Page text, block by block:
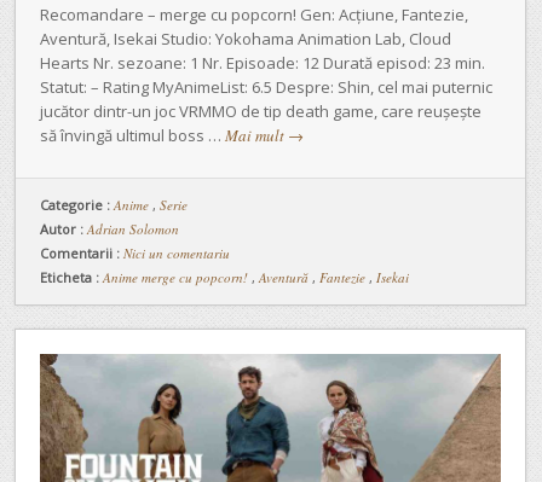
Recomandare – merge cu popcorn! Gen: Acțiune, Fantezie,
Aventură, Isekai Studio: Yokohama Animation Lab, Cloud
Hearts Nr. sezoane: 1 Nr. Episoade: 12 Durată episod: 23 min.
Statut: – Rating MyAnimeList: 6.5 Despre: Shin, cel mai puternic
jucător dintr-un joc VRMMO de tip death game, care reușește
să învingă ultimul boss … Mai mult →
Categorie : Anime , Serie
Autor : Adrian Solomon
Comentarii : Nici un comentariu
Eticheta : Anime merge cu popcorn! , Aventură , Fantezie , Isekai